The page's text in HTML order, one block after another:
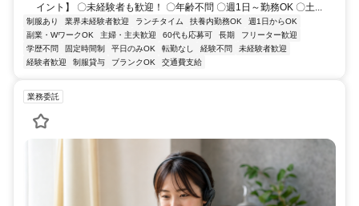
イント】 〇未経験者も歓迎！ 〇年齢不問 〇週1日～勤務OK 〇土...
制服あり 業界未経験者歓迎 ランチタイム 扶養内勤務OK
週1日からOK
副業・WワークOK
主婦・主夫歓迎 60代も応募可 長期
フリーター歓迎
学歴不問
固定時間制 平日のみOK 転勤なし 経験不問
未経験者歓迎
経験者歓迎
制服貸与 ブランクOK 交通費支給
業務委託